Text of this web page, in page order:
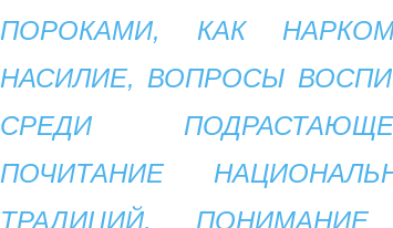
ПОРОКАМИ, КАК
НАСИЛИЕ, ВОПРОСЫ
СРЕДИ
ПОЧИТАНИЕ
ТРАДИЦИЙ,